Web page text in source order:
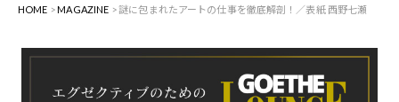
HOME MAGAZINE 謎に包まれたアートの仕事を徹底解剖！／表紙 西野七瀬